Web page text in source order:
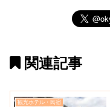
関連記事
観光ホテル・民宿